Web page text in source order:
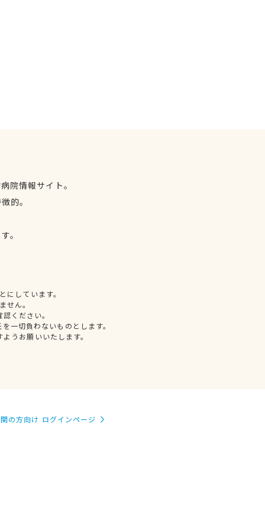
院情報サイト。
的。
。
しています。
せん。
ください。
一切負わないものとします。
うお願いいたします。
の方向け ログインページ